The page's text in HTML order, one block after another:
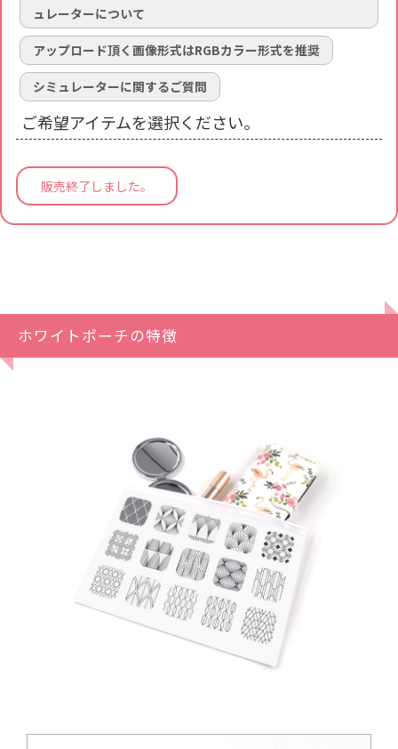
ュレーターについて
アップロード頂く画像形式はRGBカラー形式を推奨
シミュレーターに関するご質問
ご希望アイテムを選択ください。
販売終了しました。
ホワイトポーチの特徴